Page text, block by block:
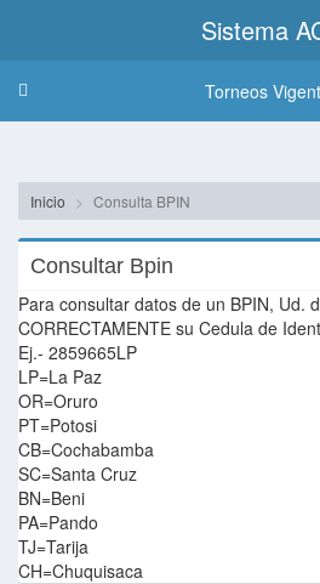
Sistema
Torneos
Inicio Consulta BPIN
Consultar Bpin
Para consultar datos de un BPIN, Ud.
CORRECTAMENTE su Cedula de
Ej.- 2859665LP
LP=La Paz
OR=Oruro
PT=Potosi
CB=Cochabamba
SC=Santa Cruz
BN=Beni
PA=Pando
TJ=Tarija
CH=Chuquisaca